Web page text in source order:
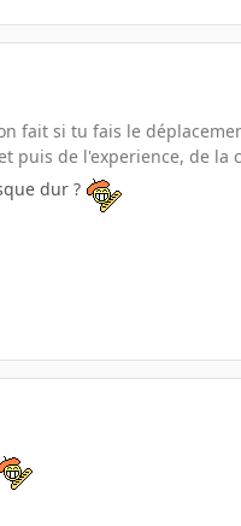
fait si tu fais le
puis de l'experience, de la
dur ?